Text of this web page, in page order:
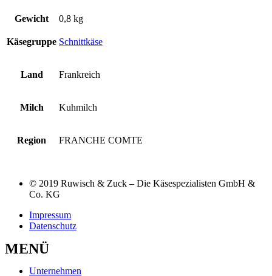
Gewicht 0,8 kg
Käsegruppe Schnittkäse
Land Frankreich
Milch Kuhmilch
Region FRANCHE COMTE
© 2019 Ruwisch & Zuck – Die Käsespezialisten GmbH &
Co. KG
Impressum
Datenschutz
MENÜ
Unternehmen